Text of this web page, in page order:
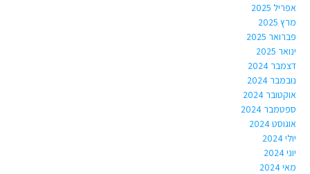
אפריל 2025
מרץ 2025
פברואר 2025
ינואר 2025
דצמבר 2024
נובמבר 2024
אוקטובר 2024
ספטמבר 2024
אוגוסט 2024
יולי 2024
יוני 2024
מאי 2024